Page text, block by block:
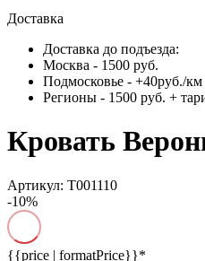
Доставка
Доставка до подъезда:
Москва - 1500 руб.
Подмосковье - +40руб./км
Регионы - 1500 руб. +
Кровать
Артикул: Т001110
-10%
{{price | formatPrice}}*